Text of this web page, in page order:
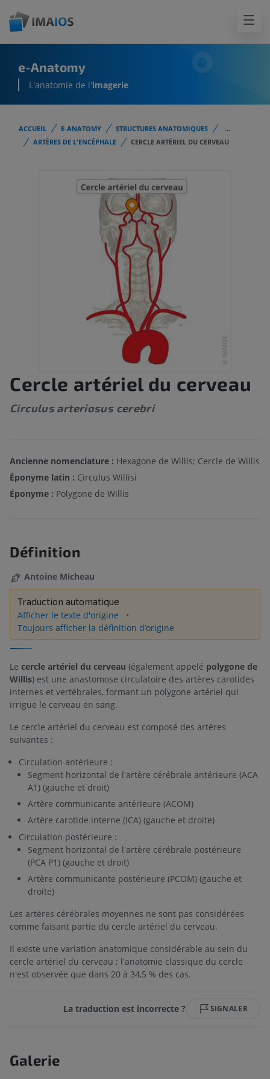
e-Anatomy
L'anatomie de l'imagerie
ACCUEIL E-ANATOMY STRUCTURES ANATOMIQUES
...
ARTÈRES DE L'ENCÉPHALE
CERCLE ARTÉRIEL DU CERVEAU
Cercle artériel du cerveau
Circulus arteriosus cerebri
Ancienne nomenclature : Hexagone de Willis; Cercle de Willis
Éponyme latin : Circulus Willisi
Éponyme : Polygone de Willis
Définition
Antoine Micheau
Traduction automatique
Afficher le texte d'origine
Toujours afficher la définition d’origine
Le cercle artériel du cerveau (également appelé polygone de
Willis) est une anastomose circulatoire des artères carotides
internes et vertébrales, formant un polygone artériel qui
irrigue le cerveau en sang.
Le cercle artériel du cerveau est composé des artères
suivantes :
Circulation antérieure :
Segment horizontal de l'artère cérébrale antérieure (ACA
A1) (gauche et droit)
Artère communicante antérieure (ACOM)
Artère carotide interne (ICA) (gauche et droite)
Circulation postérieure :
Segment horizontal de l'artère cérébrale postérieure
(PCA P1) (gauche et droit)
Artère communicante postérieure (PCOM) (gauche et
droite)
Les artères cérébrales moyennes ne sont pas considérées
comme faisant partie du cercle artériel du cerveau.
Il existe une variation anatomique considérable au sein du
cercle artériel du cerveau ; l'anatomie classique du cercle
n'est observée que dans 20 à 34,5 % des cas.
La traduction est incorrecte ? SIGNALER
Galerie